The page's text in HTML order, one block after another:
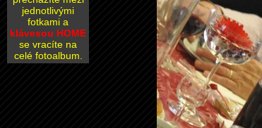
jednotlivými
fotkami a
klávesou HOME
se vracíte na
celé fotoalbum.